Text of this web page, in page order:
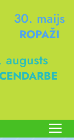
30. maijs
ROPAŽI
augusts